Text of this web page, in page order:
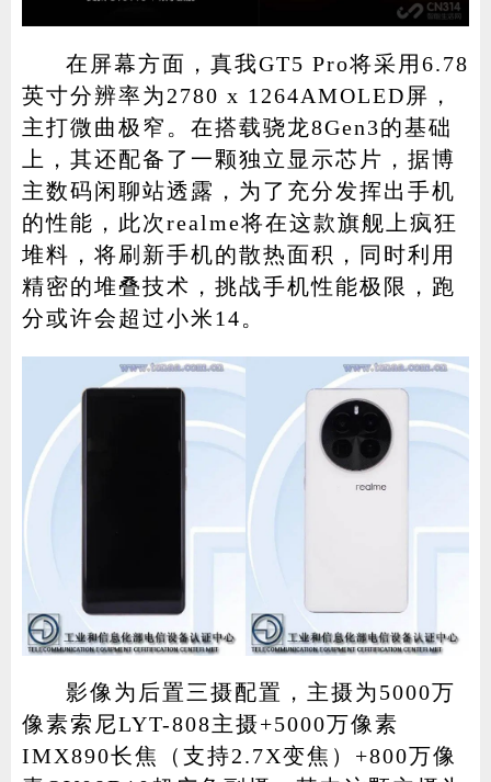
在屏幕方面，真我GT5 Pro将采用6.78
英寸分辨率为2780 x 1264AMOLED屏，
主打微曲极窄。在搭载骁龙8Gen3的基础
上，其还配备了一颗独立显示芯片，据博
主数码闲聊站透露，为了充分发挥出手机
的性能，此次realme将在这款旗舰上疯狂
堆料，将刷新手机的散热面积，同时利用
精密的堆叠技术，挑战手机性能极限，跑
分或许会超过小米14。
影像为后置三摄配置，主摄为5000万
像素索尼LYT-808主摄+5000万像素
IMX890长焦（支持2.7X变焦）+800万像